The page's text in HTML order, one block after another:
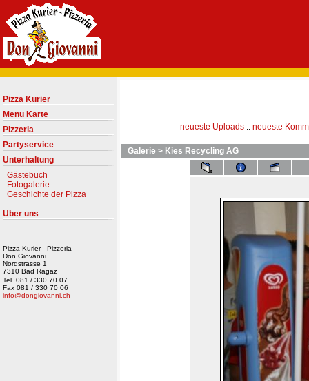
neueste Uploads :: neueste
Galerie > Kies Recycling AG
Pizza Kurier
Menu Karte
Pizzeria
Partyservice
Unterhaltung
Gästebuch
Fotogalerie
Geschichte der Pizza
Über uns
Pizza Kurier - Pizzeria
Don Giovanni
Nordstrasse 1
7310 Bad Ragaz
Tel. 081 / 330 70 07
Fax 081 / 330 70 06
info@dongiovanni.ch